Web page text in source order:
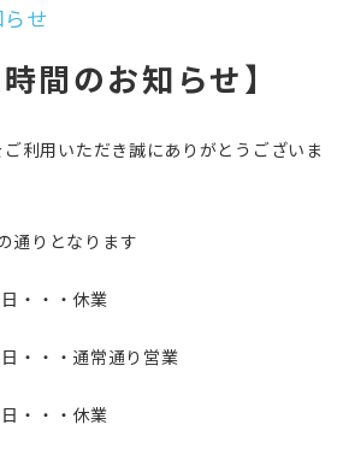
らせ
間のお知らせ】
利用いただき誠にありがとうございま
通りとなります
・・・休業
・・・通常通り営業
・・・休業